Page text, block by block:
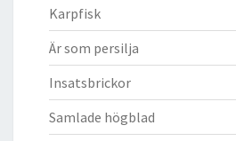
Karpfisk
Är som persilja
Insatsbrickor
Samlade högblad